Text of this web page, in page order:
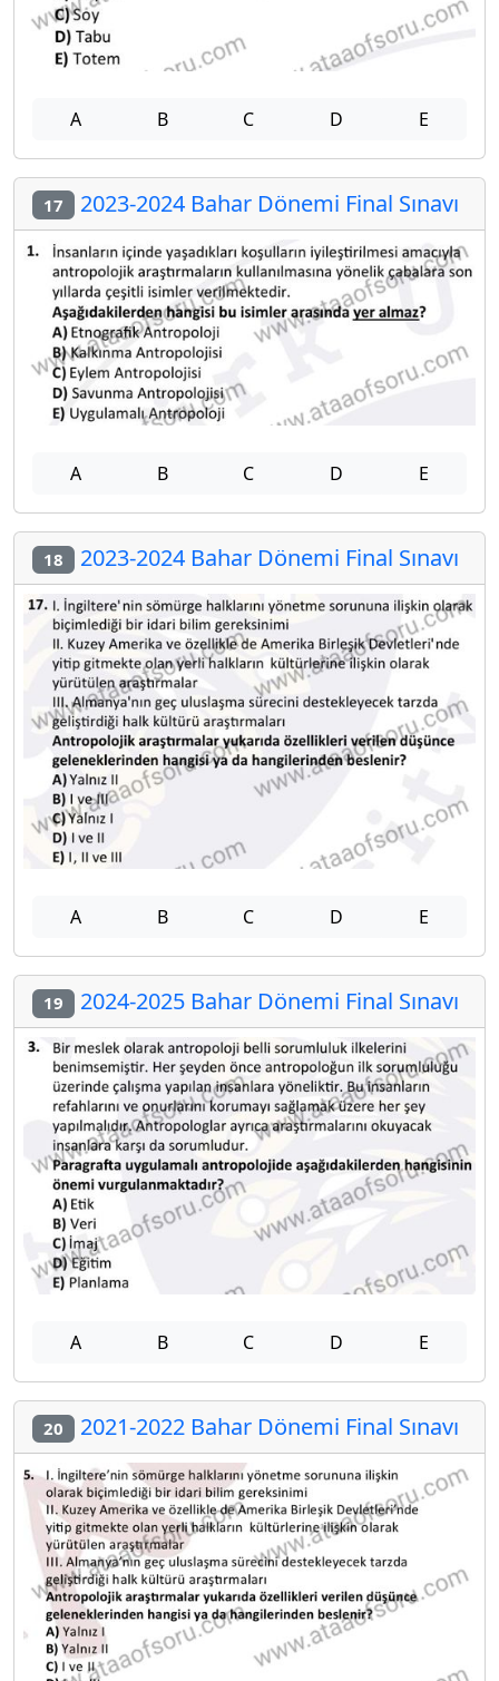
A B C D E
17 2023-2024 Bahar Dönemi Final Sınavı
A B C D E
18 2023-2024 Bahar Dönemi Final Sınavı
A B C D E
19 2024-2025 Bahar Dönemi Final Sınavı
A B C D E
20 2021-2022 Bahar Dönemi Final Sınavı